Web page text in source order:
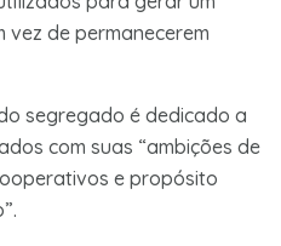
vez de permanecerem
segregado é dedicado a
com suas “ambições de
e propósito